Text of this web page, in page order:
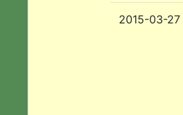
2015-03-27